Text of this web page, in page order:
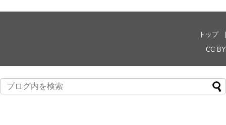
トップ
CC